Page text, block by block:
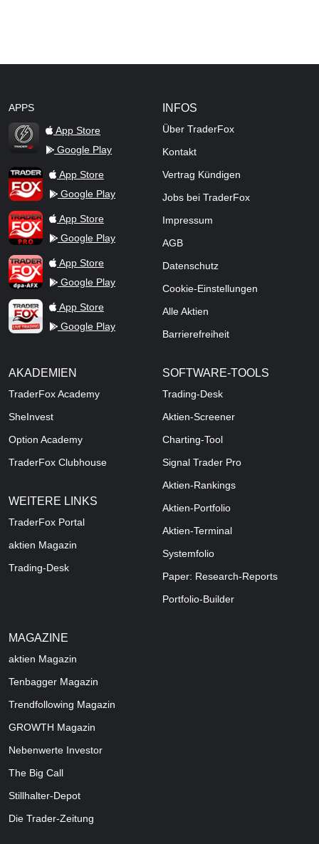
APPS
TraderFox Flash
App Store
Google Play
TraderFox AppApp Store
Google Play
TraderFox ProApp Store
Google Play
TraderFox dpa-AFX ProFeed
App Store
Google Play
TraderFox Live Trading
App Store
Google Play
INFOS
Über TraderFox
Kontakt
Vertrag Kündigen
Jobs bei TraderFox
Impressum
AGB
Datenschutz
Cookie-Einstellungen
Alle Aktien
Barrierefreiheit
AKADEMIEN
TraderFox Academy
SheInvest
Option Academy
TraderFox Clubhouse
WEITERE LINKS
TraderFox Portal
aktien Magazin
Trading-Desk
SOFTWARE-TOOLS
Trading-Desk
Aktien-Screener
Charting-Tool
Signal Trader Pro
Aktien-Rankings
Aktien-Portfolio
Aktien-Terminal
Systemfolio
Paper: Research-Reports
Portfolio-Builder
MAGAZINE
aktien Magazin
Tenbagger Magazin
Trendfollowing Magazin
GROWTH Magazin
Nebenwerte Investor
The Big Call
Stillhalter-Depot
Die Trader-Zeitung